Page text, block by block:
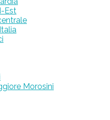
Est
Morosini